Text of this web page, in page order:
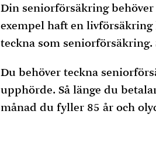
Din seniorförsäkring
exempel haft en
teckna som
Du behöver teckna
upphörde. Så länge du
månad du fyller 85 år och